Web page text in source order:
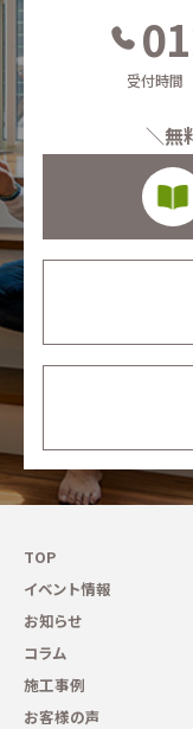
受付時間
＼無
TOP
イベント情報
お知らせ
コラム
施工事例
お客様の声